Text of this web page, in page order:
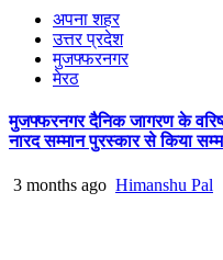
अपना शहर
उत्तर प्रदेश
मुजफ्फरनगर
मेरठ
मुजफ्फरनगर दैनिक जागरण के
नारद सम्मान पुरस्कार से किया
3 months ago Himanshu Pal